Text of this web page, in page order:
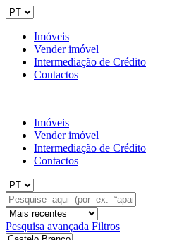
Imóveis
Vender imóvel
Intermediação de Crédito
Contactos
Imóveis
Vender imóvel
Intermediação de Crédito
Contactos
Pesquisa avançada Filtros